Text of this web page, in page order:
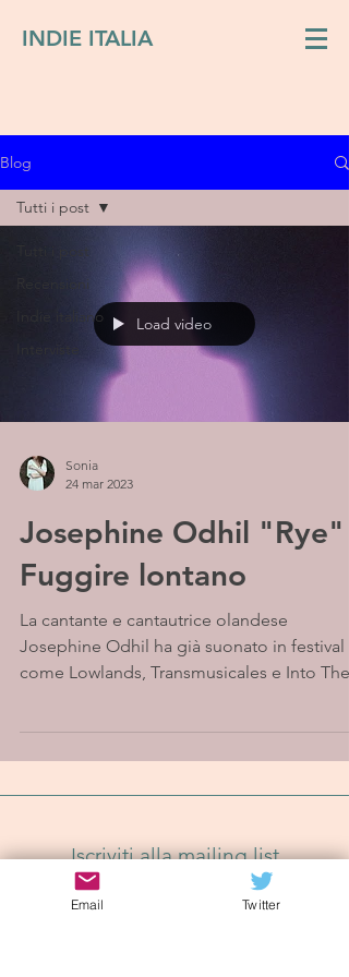
INDIE ITALIA
Blog
Tutti i post
Recensioni
Indie italiano
Tutti i post
Load video
Sonia
24 mar 2023
Josephine Odhil "Rye" -
Fuggire lontano
La cantante e cantautrice olandese
Josephine Odhil ha già suonato in festival
come Lowlands, Transmusicales e Into The
Iscriviti alla mailing list
Email Twitter